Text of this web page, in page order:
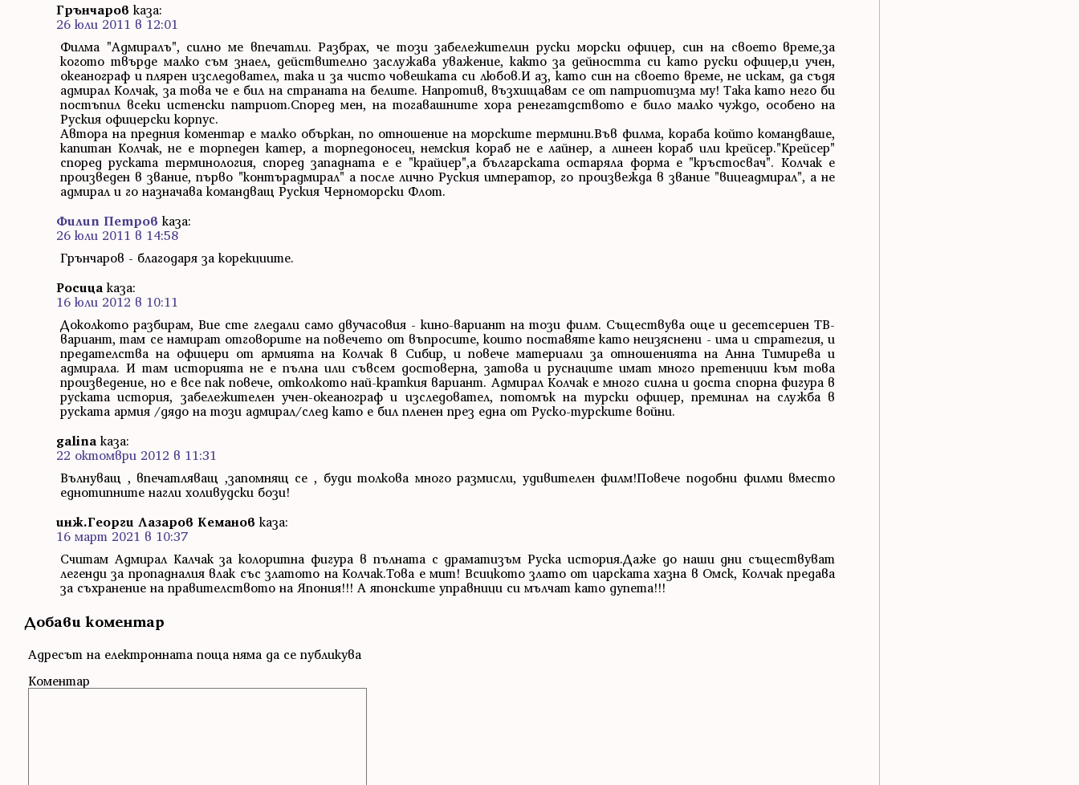
Грънчаров каза:
26 юли 2011 в 12:01
Филма "Адмиралъ", силно ме впечатли. Разбрах, че този забележителин руски морски офицер, син на своето време,за
когото твърде малко съм знаел, действително заслужава уважение, както за дейността си като руски офицер,и учен,
океанограф и плярен изследовател, така и за чисто човешката си любов.И аз, като син на своето време, не искам, да съдя
адмирал Колчак, за това че е бил на страната на белите. Напротив, възхищавам се от патриотизма му! Така като него би
постъпил всеки истенски патриот.Според мен, на тогавашните хора ренегатдството е било малко чуждо, особено на
Руския офицерски корпус.
Автора на предния коментар е малко объркан, по отношение на морските термини.Във филма, кораба който командваше,
капитан Колчак, не е торпеден катер, а торпедоносец, немския кораб не е лайнер, а линеен кораб или крейсер."Крейсер"
според руската терминология, според западната е е "крайцер",а българската остаряла форма е "кръстосвач". Колчак е
произведен в звание, първо "контърадмирал" а после лично Руския император, го произвежда в звание "вицеадмирал", а не
адмирал и го назначава командващ Руския Черноморски Флот.
Филип Петров каза:
26 юли 2011 в 14:58
Грънчаров - благодаря за корекциите.
Росица каза:
16 юли 2012 в 10:11
Доколкото разбирам, Вие сте гледали само двучасовия - кино-вариант на този филм. Съществува още и десетсериен ТВ-
вариант, там се намират отговорите на повечето от въпросите, които поставяте като неизяснени - има и стратегия, и
предателства на офицери от армията на Колчак в Сибир, и повече материали за отношенията на Анна Тимирева и
адмирала. И там историята не е пълна или съвсем достоверна, затова и руснаците имат много претенции към това
произведение, но е все пак повече, отколкото най-краткия вариант. Адмирал Колчак е много силна и доста спорна фигура в
руската история, забележителен учен-океанограф и изследовател, потомък на турски офицер, преминал на служба в
руската армия /дядо на този адмирал/след като е бил пленен през една от Руско-турските войни.
galina каза:
22 октомври 2012 в 11:31
Вълнуващ , впечатляващ ,запомнящ се , буди толкова много размисли, удивителен филм!Повече подобни филми вместо
еднотипните нагли холивудски бози!
инж.Георги Лазаров Кеманов каза:
16 март 2021 в 10:37
Считам Адмирал Калчак за колоритна фигура в пълната с драматизъм Руска история.Даже до наши дни съществуват
легенди за пропадналия влак със златото на Колчак.Това е мит! Всицкото злато от царската хазна в Омск, Колчак предава
за съхранение на правителството на Япония!!! А японските управници си мълчат като дупета!!!
Добави коментар
Адресът на електронната поща няма да се публикува
Коментар